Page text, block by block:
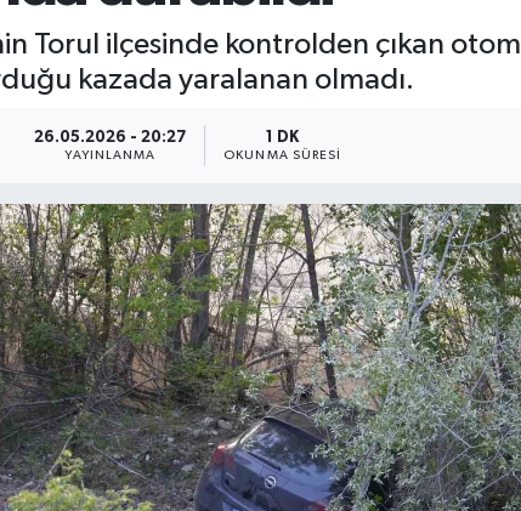
Torul ilçesinde kontrolden çıkan
kazada yaralanan olmadı.
26.05.2026 - 20:27
YAYINLANMA
1 DK
OKUNMA SÜRESI